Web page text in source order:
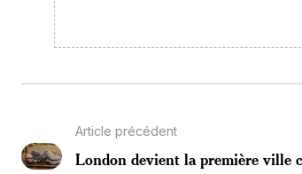
Article précédent
London devient la première ville